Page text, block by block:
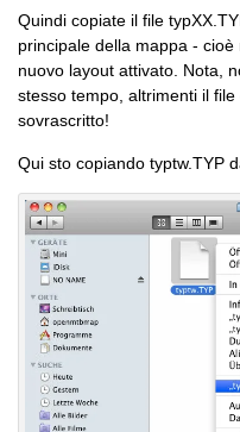
Quindi copiate il file
principale della mappa -
nuovo layout attivato. Nota,
stesso tempo, altrimenti il
sovrascritto!
Qui sto copiando typtw.TYP